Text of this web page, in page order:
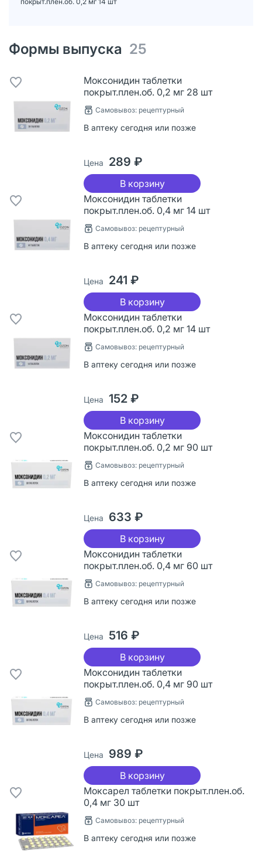
Формы выпуска 25
Моксонидин таблетки
покрыт.плен.об. 0,2 мг 28 шт
Самовывоз: рецептурный
В аптеку сегодня или позже
Цена 289 ₽
В корзину
Моксонидин таблетки
покрыт.плен.об. 0,4 мг 14 шт
Самовывоз: рецептурный
В аптеку сегодня или позже
Цена 241 ₽
В корзину
Моксонидин таблетки
покрыт.плен.об. 0,2 мг 14 шт
Самовывоз: рецептурный
В аптеку сегодня или позже
Цена 152 ₽
В корзину
Моксонидин таблетки
покрыт.плен.об. 0,2 мг 90 шт
Самовывоз: рецептурный
В аптеку сегодня или позже
Цена 633 ₽
В корзину
Моксонидин таблетки
покрыт.плен.об. 0,4 мг 60 шт
Самовывоз: рецептурный
В аптеку сегодня или позже
Цена 516 ₽
В корзину
Моксонидин таблетки
покрыт.плен.об. 0,4 мг 90 шт
Самовывоз: рецептурный
В аптеку сегодня или позже
Цена 989 ₽
В корзину
Моксарел таблетки покрыт.плен.об.
0,4 мг 30 шт
Самовывоз: рецептурный
В аптеку сегодня или позже